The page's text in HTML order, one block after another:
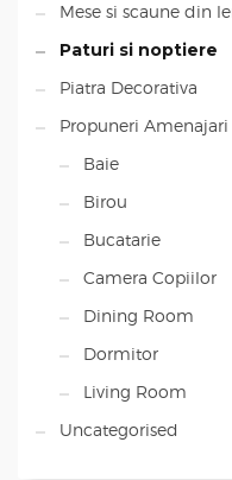
Mese si scaune din
Paturi si noptiere
Piatra Decorativa
Propuneri Amenajari
Baie
Birou
Bucatarie
Camera Copiilor
Dining Room
Dormitor
Living Room
Uncategorised